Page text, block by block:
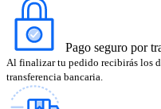
Pago seguro por
Al finalizar tu pedido recibirás los
transferencia bancaria.